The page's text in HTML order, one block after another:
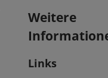
Weitere
Links